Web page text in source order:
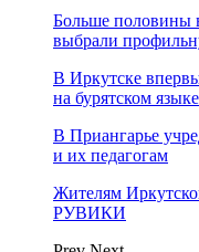
Больше половины
выбрали
В Иркутске
на бурятском языке
В Приангарье
и их педагогам
Жителям
РУВИКИ